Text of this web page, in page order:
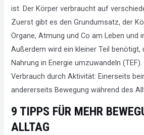
ist. Der Körper verbraucht auf
Zuerst gibt es den Grundumsatz, der
Organe, Atmung und Co am Leben und
Außerdem wird ein kleiner Teil
Nahrung in Energie umzuwandeln
Verbrauch durch Aktivität: Einerseits
andererseits Bewegung während des
9 TIPPS FÜR MEHR
ALLTAG